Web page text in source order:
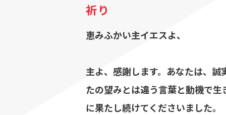
祈り
恵みふかい主イエスよ、
主よ、感謝します。あなたは、
たの望みとは違う言葉と動機で
に果たし続けてくださいました。